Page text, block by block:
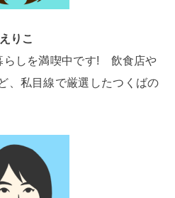
えりこ
らしを満喫中です! 飲食店や
、私目線で厳選したつくばの